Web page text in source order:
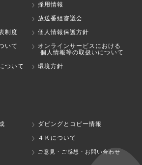
採用情報
放送番組審議会
制度
個人情報保護方針
いて
オンラインサービスにおける
個人情報等の取扱いについて
ついて
環境方針
ダビングとコピー情報
４Ｋについて
ご意見・ご感想・お問い合わせ